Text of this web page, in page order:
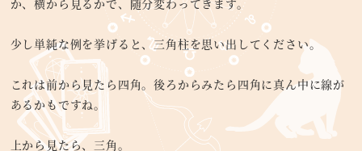
少し単純な例を挙げると、三角柱を思い出してください。
これは前から見たら四角。後ろからみたら四角に真ん中に線が
あるかもですね。
上から見たら、三角。